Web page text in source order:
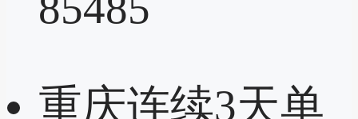
重庆连续3天单